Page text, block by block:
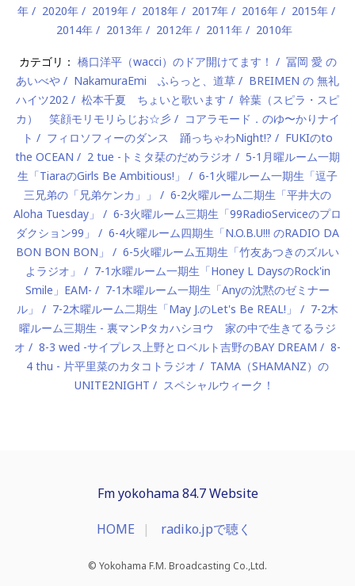
年
2020年 2019年 2018年 2017年 2016年
2015年
2014年
2013年 2012年 2011年 2010年
カテゴリ： 橋口洋平（wacci）のドア開けてます！
冨岡 愛 の
あいべや
NakamuraEmi ふらっと、道草
BREIMEN の 無礼
ハイツ202
松本千夏 ちょいと歌います
幹葉（スピラ・スピ
カ） 笑顔モリモリらじお☆彡
コアラモード．のゆ〜かりナイ
ト
フィロソフィーのダンス 踊っちゃわNight!?
FUKIのto
the OCEAN
2 tue -トミタ栞のだめラジオ
5-1月曜ルーム一期
生「TiaraのGirls Be Ambitious!」
6-1火曜ルーム一期生「逗子
三兄弟の「兄弟ケンカ」」
6-2火曜ルーム二期生「平井大の
Aloha Tuesday」
6-3火曜ルーム三期生「99RadioServiceのプロ
ダクション99」
6-4火曜ルーム四期生「N.O.B.U!!! のRADIO DA
BON BON BON」
6-5火曜ルーム五期生「竹友あつきのズルい
よラジオ」
7-1水曜ルーム一期生「Honey L DaysのRock'in
Smile」EAM-
7-1木曜ルーム一期生「Anyの沈黙のゼミナー
ル」
7-2木曜ルーム二期生「May J.のLet's Be REAL!」
7-2木
曜ルーム三期生 - 裏マンPタカハシヨウ 家の中で生きてるラジ
オ
8-3 wed -サイプレス上野とロベルト吉野のBAY DREAM
8-
4 thu - 片平里菜のカタコトラジオ
TAMA（SHAMANZ）の
UNITE2NIGHT
スペシャルウィーク！
Fm yokohama 84.7 Website
HOME radiko.jpで聴く
© Yokohama F.M. Broadcasting Co.,Ltd.